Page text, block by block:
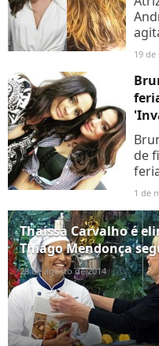
19
de
1 de
Thaissa Carvalho é
Thiago Mendonça
28 de agosto de 2014